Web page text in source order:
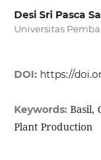
Desi Sri Pasca
Universitas
DOI: https://
Keywords: Basil,
Plant Production